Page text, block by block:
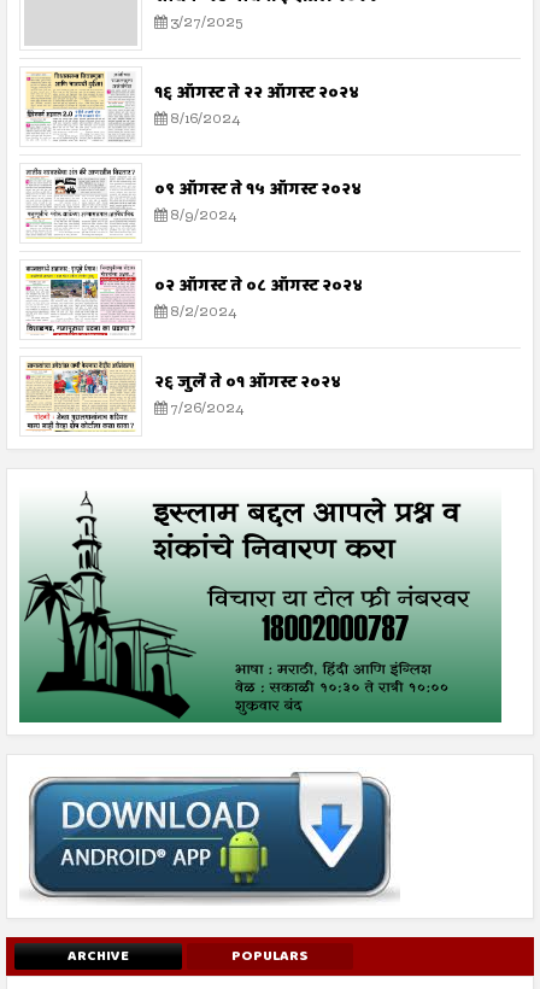
3/27/2025
१६ ऑगस्ट ते २२ ऑगस्ट २०२४
8/16/2024
०९ ऑगस्ट ते १५ ऑगस्ट २०२४
8/9/2024
०२ ऑगस्ट ते ०८ ऑगस्ट २०२४
8/2/2024
२६ जुलै ते ०१ ऑगस्ट २०२४
7/26/2024
ARCHIVE POPULARS